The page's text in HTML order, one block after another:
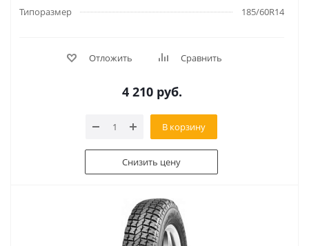
Типоразмер
185/60R14
Отложить Сравнить
4 210 руб.
В корзину
Снизить цену